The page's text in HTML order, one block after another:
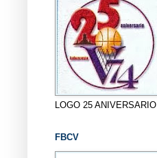
LOGO 25 ANIVERSARIO
FBCV